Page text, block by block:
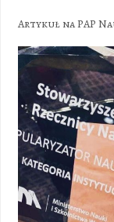
Artykuł na PAP